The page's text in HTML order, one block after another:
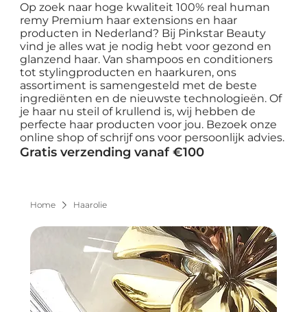
Op zoek naar hoge kwaliteit 100% real human
remy Premium haar extensions en haar
producten in Nederland? Bij Pinkstar Beauty
vind je alles wat je nodig hebt voor gezond en
glanzend haar. Van shampoos en conditioners
tot stylingproducten en haarkuren, ons
assortiment is samengesteld met de beste
ingrediënten en de nieuwste technologieën. Of
je haar nu steil of krullend is, wij hebben de
perfecte haar producten voor jou. Bezoek onze
online shop of schrijf ons voor persoonlijk advies.
Gratis verzending vanaf €100
Home Haarolie